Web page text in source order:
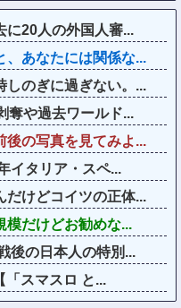
に20人の外国人審...
、あなたには関係な...
しのぎに過ぎない。...
奪や過去ワールド...
後の写真を見てみよ...
イタリア・スペ...
だけどコイツの正体...
模だけどお勧めな...
後の日本人の特別...
「スマスロ と...